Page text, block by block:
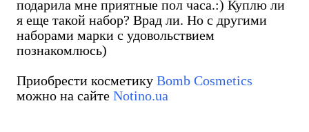
подарила мне приятные пол часа.:) Куплю ли
я еще такой набор? Врад ли. Но с другими
наборами марки с удовольствием
познакомлюсь)
Приобрести косметику Bomb Cosmetics
можно на сайте Notino.ua